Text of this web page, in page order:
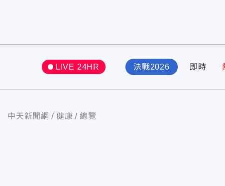
LIVE 24HR 決戰2026 即時
中天新聞網 健康 總覽